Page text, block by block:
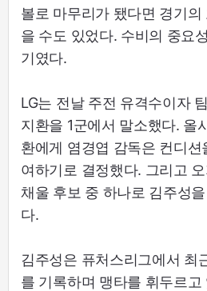
볼로 마무리가 됐다면 경기
을 수도 있었다. 수비의 중요
기였다.
LG는 전날 주전 유격수이자
지환을 1군에서 말소했다. 올
환에게 염경엽 감독은 컨디
여하기로 결정했다. 그리고
채울 후보 중 하나로 김주성
다.
김주성은 퓨처스리그에서 최
를 기록하며 맹타를 휘두르고